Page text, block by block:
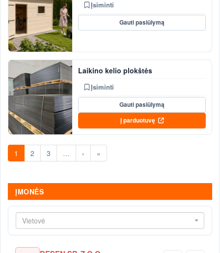
Įsiminti
Gauti pasiūlymą
Laikino kelio plokštės
Įsiminti
Gauti pasiūlymą
Į parduotuvę
1 2 3 … › »
ĮMONĖS
Vietovė